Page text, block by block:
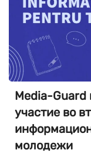
Media-Guard
участие во
молодежи